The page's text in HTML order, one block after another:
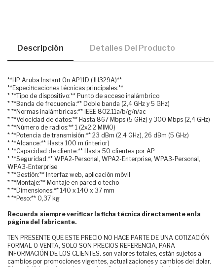
Descripción Detalles Del Producto
**HP Aruba Instant On AP11D (JH329A)**
**Especificaciones técnicas principales:**
* **Tipo de dispositivo:** Punto de acceso inalámbrico
* **Banda de frecuencia:** Doble banda (2,4 GHz y 5 GHz)
* **Normas inalámbricas:** IEEE 802.11a/b/g/n/ac
* **Velocidad de datos:** Hasta 867 Mbps (5 GHz) y 300 Mbps (2,4 GHz)
* **Número de radios:** 1 (2x2:2 MIMO)
* **Potencia de transmisión:** 23 dBm (2,4 GHz), 26 dBm (5 GHz)
* **Alcance:** Hasta 100 m (interior)
* **Capacidad de cliente:** Hasta 50 clientes por AP
* **Seguridad:** WPA2-Personal, WPA2-Enterprise, WPA3-Personal,
WPA3-Enterprise
* **Gestión:** Interfaz web, aplicación móvil
* **Montaje:** Montaje en pared o techo
* **Dimensiones:** 140 x 140 x 37 mm
* **Peso:** 0,37 kg
Recuerda siempre verificar la ficha técnica directamente en la
página del fabricante.
TEN PRESENTE QUE ESTE PRECIO NO HACE PARTE DE UNA COTIZACIÓN
FORMAL O VENTA, SOLO SON PRECIOS REFERENCIA, PARA
INFORMACIÓN DE LOS CLIENTES. son valores totales, están sujetos a
cambios por promociones vigentes, actualizaciones y cambios del dolar.